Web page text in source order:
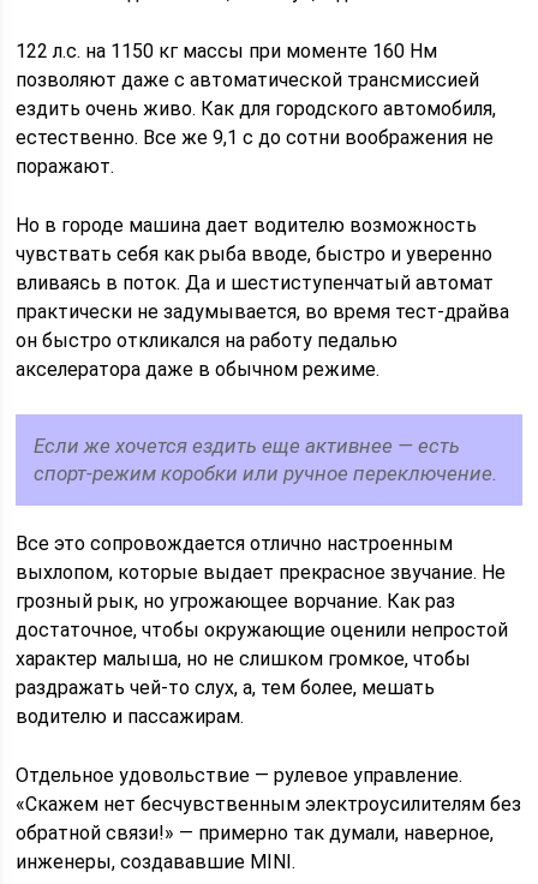
122 л.с. на 1150 кг массы при моменте 160 Нм
позволяют даже с автоматической трансмиссией
ездить очень живо. Как для городского автомобиля,
естественно. Все же 9,1 с до сотни воображения не
поражают.
Но в городе машина дает водителю возможность
чувствать себя как рыба вводе, быстро и уверенно
вливаясь в поток. Да и шестиступенчатый автомат
практически не задумывается, во время тест-драйва
он быстро откликался на работу педалью
акселератора даже в обычном режиме.
Если же хочется ездить еще активнее — есть
спорт-режим коробки или ручное переключение.
Все это сопровождается отлично настроенным
выхлопом, которые выдает прекрасное звучание. Не
грозный рык, но угрожающее ворчание. Как раз
достаточное, чтобы окружающие оценили непростой
характер малыша, но не слишком громкое, чтобы
раздражать чей-то слух, а, тем более, мешать
водителю и пассажирам.
Отдельное удовольствие — рулевое управление.
«Скажем нет бесчувственным электроусилителям без
обратной связи!» — примерно так думали, наверное,
инженеры, создававшие MINI.